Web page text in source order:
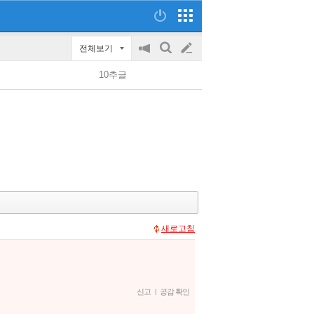
전체보기
공
on/off
검
글
쓰
10추글
새로고침
신고 | 공감 확인